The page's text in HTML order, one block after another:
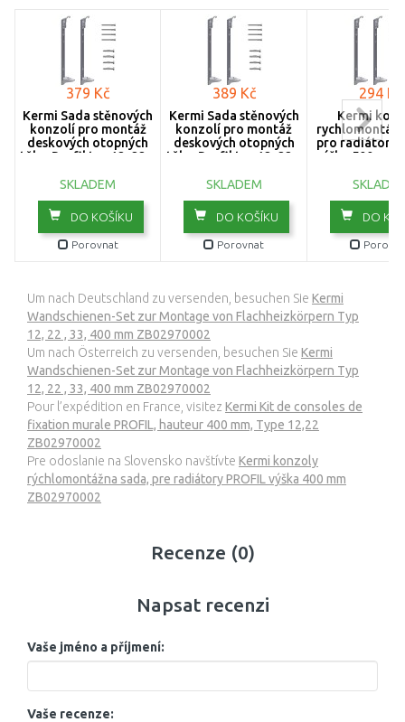
379 Kč
Kermi Sada stěnových
konzolí pro montáž
deskových otopných
těles Profil typ 12, 22 a
ZB02970005
SKLADEM
DO KOŠÍKU
Porovnat
389 Kč
Kermi Sada stěnových
konzolí pro montáž
deskových otopných
těles Profil typ 12, 22 a
ZB02970006
SKLADEM
DO KOŠÍKU
Porovnat
294 Kč
Kermi
pro radiátory
výška 500 mm
DO
Um nach Deutschland zu versenden, besuchen Sie Kermi
Wandschienen-Set zur Montage von Flachheizkörpern Typ
12, 22 , 33, 400 mm ZB02970002
Um nach Österreich zu versenden, besuchen Sie Kermi
Wandschienen-Set zur Montage von Flachheizkörpern Typ
12, 22 , 33, 400 mm ZB02970002
Pour l’expédition en France, visitez Kermi Kit de consoles de
fixation murale PROFIL, hauteur 400 mm, Type 12,22
ZB02970002
Pre odoslanie na Slovensko navštívte Kermi konzoly
rýchlomontážna sada, pre radiátory PROFIL výška 400 mm
ZB02970002
Recenze (0)
Napsat recenzi
Vaše jméno a příjmení:
Vaše recenze: